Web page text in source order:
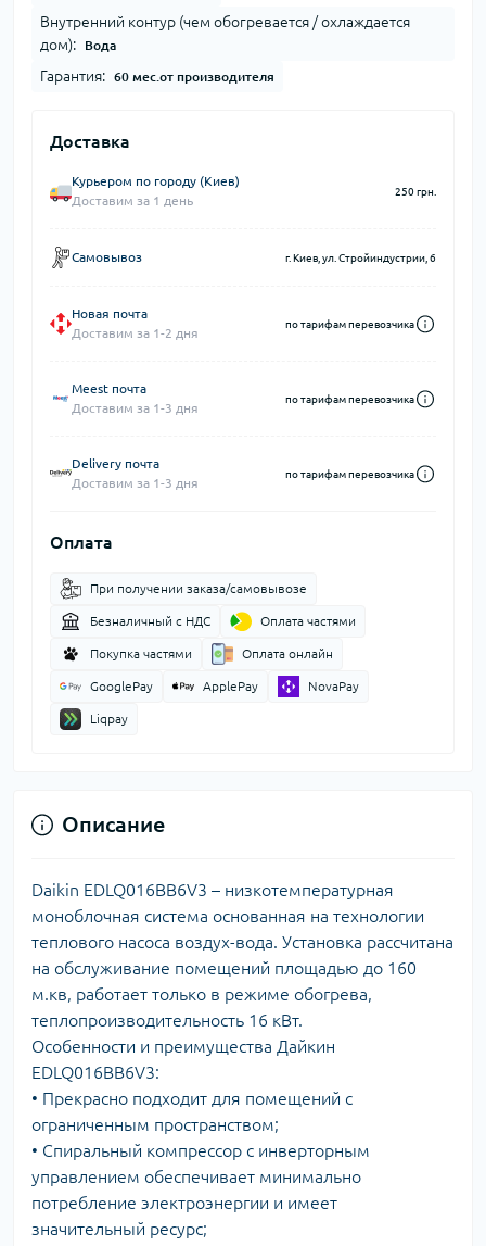
Внутренний контур (чем обогревается / охлаждается
дом):
Вода
Гарантия: 60 мес.от производителя
Доставка
Курьером по городу (Киев)
Доставим за 1 день
250 грн.
Самовывоз г. Киев, ул. Стройиндустрии, 6
Новая почта
Доставим за 1-2 дня
по тарифам перевозчика
Meest почта
Доставим за 1-3 дня
по тарифам перевозчика
Delivery почта
Доставим за 1-3 дня
по тарифам перевозчика
Оплата
При получении заказа/самовывозе
Безналичный с НДС Оплата частями
Покупка частями Оплата онлайн
GooglePay ApplePay NovaPay
Liqpay
Описание
Daikin EDLQ016BB6V3 – низкотемпературная
моноблочная система основанная на технологии
теплового насоса воздух-вода. Установка рассчитана
на обслуживание помещений площадью до 160
м.кв, работает только в режиме обогрева,
теплопроизводительность 16 кВт.
Особенности и преимущества Дайкин
EDLQ016BB6V3:
• Прекрасно подходит для помещений с
ограниченным пространством;
• Спиральный компрессор с инверторным
управлением обеспечивает минимально
потребление электроэнергии и имеет
значительный ресурс;